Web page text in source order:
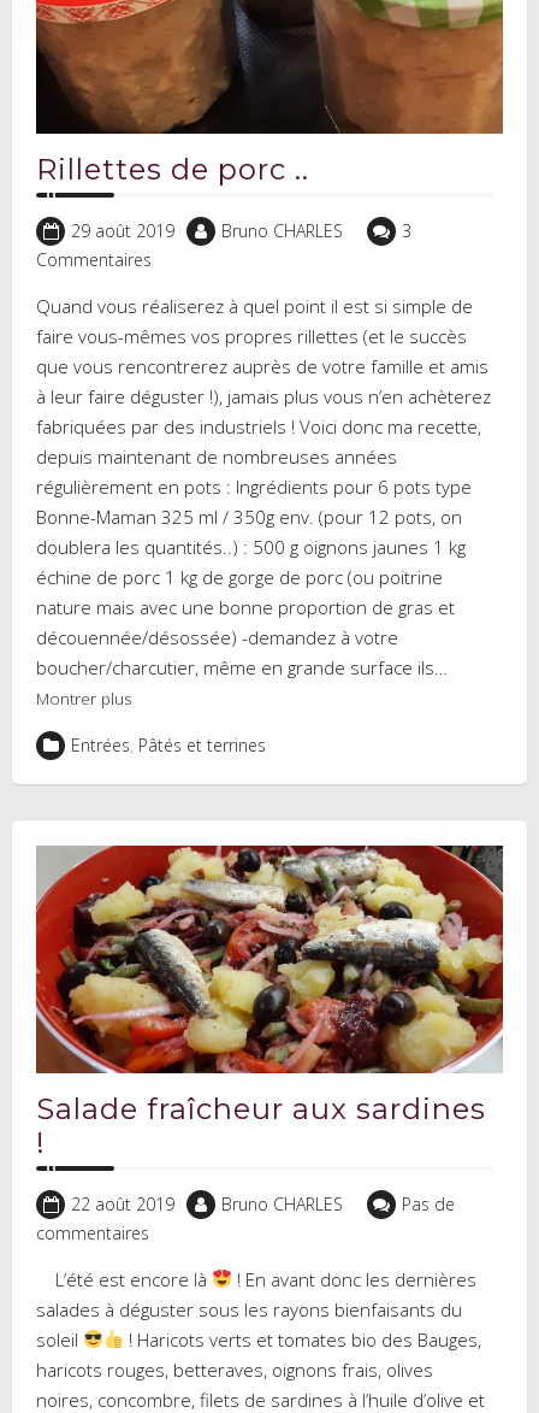
Rillettes de porc ..
29 août 2019 Bruno CHARLES
3
Commentaires
Quand vous réaliserez à quel point il est si simple de
faire vous-mêmes vos propres rillettes (et le succès
que vous rencontrerez auprès de votre famille et amis
à leur faire déguster !), jamais plus vous n’en achèterez
fabriquées par des industriels ! Voici donc ma recette,
depuis maintenant de nombreuses années
régulièrement en pots : Ingrédients pour 6 pots type
Bonne-Maman 325 ml / 350g env. (pour 12 pots, on
doublera les quantités..) : 500 g oignons jaunes 1 kg
échine de porc 1 kg de gorge de porc (ou poitrine
nature mais avec une bonne proportion de gras et
découennée/désossée) -demandez à votre
boucher/charcutier, même en grande surface ils…
Montrer plus
Entrées, Pâtés et terrines
Salade fraîcheur aux sardines
!
22 août 2019 Bruno CHARLES
Pas de
commentaires
L’été est encore là
! En avant donc les dernières
salades à déguster sous les rayons bienfaisants du
soleil
! Haricots verts et tomates bio des Bauges,
haricots rouges, betteraves, oignons frais, olives
noires, concombre, filets de sardines à l’huile d’olive et